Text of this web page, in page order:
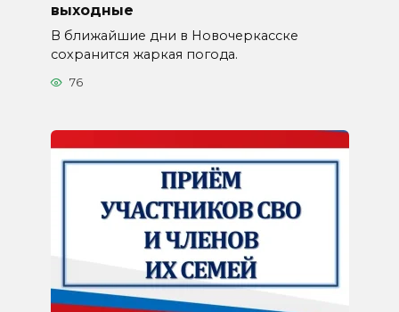
выходные
В ближайшие дни в Новочеркасске
сохранится жаркая погода.
76